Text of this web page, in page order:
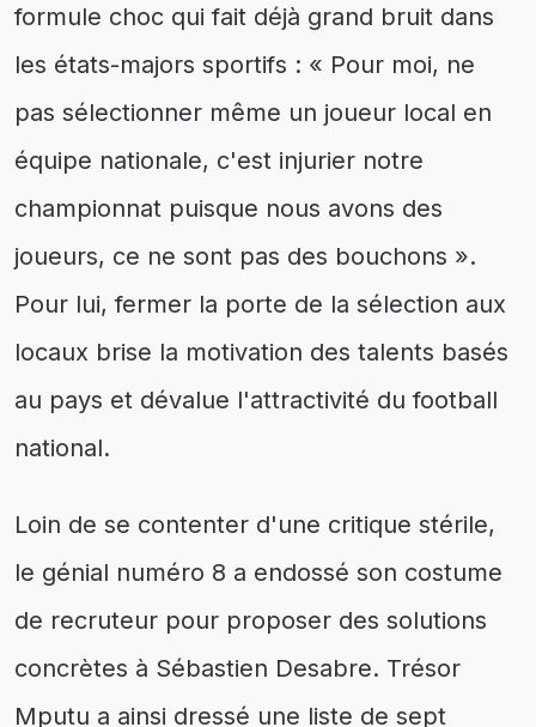
formule choc qui fait déjà grand bruit dans
les états-majors sportifs : « Pour moi, ne
pas sélectionner même un joueur local en
équipe nationale, c'est injurier notre
championnat puisque nous avons des
joueurs, ce ne sont pas des bouchons ».
Pour lui, fermer la porte de la sélection aux
locaux brise la motivation des talents basés
au pays et dévalue l'attractivité du football
national.
Loin de se contenter d'une critique stérile,
le génial numéro 8 a endossé son costume
de recruteur pour proposer des solutions
concrètes à Sébastien Desabre. Trésor
Mputu a ainsi dressé une liste de sept